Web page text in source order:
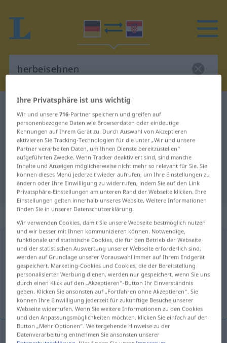
Deutsch-Kroatisch Wörterbuch
Deutsch-Kroatisch Übersetzung für
"herbeisehnen"
"herbeisehnen" Kroatisch
Übersetzung
„herbeisehnen“
herbeisehnen <trennb;-ge->
Übersicht aller Übersetzungen
(Für mehr Details die Übersetzung anklicken/antippen)
priželjkivati
Ihre Privatsphäre ist uns wichtig
Wir und unsere716-Partner speichern und greifen auf
personenbezogene Daten wie Browserdaten oder eindeutige
Kennungen auf Ihrem Gerät zu. Durch Auswahl von Akzeptieren
aktivieren Sie Tracking-Technologien für die unter „Wir und unsere
Partner verarbeiten Daten, um Ihnen Dienste bereitzustellen“
aufgeführten Zwecke. Wenn Tracker deaktiviert sind, sind manche
Inhalte und Anzeigen möglicherweise nicht mehr so relevant für Sie. Sie
können dieses Menü jederzeit wieder aufrufen, um Ihre Einstellungen zu
ändern oder Ihre Einwilligung zu widerrufen, indem Sie auf den Link
Privatsphäre-Einstellungen am unteren Rand der Webseite klicken. Ihre
Einstellungen gelten innerhalb unseres Website. Weitere Informationen
finden Sie in unserer Datenschutzerklärung.
Wir verwenden Cookies, damit Sie unsere Webseite bestmöglich nutzen
und wir besser mit Ihnen kommunizieren können. Notwendige,
funktionale und statistische Cookies, die für den Betrieb der Webseite
und der statistischen Auswertung unserer Webseite erforderlich sind,
werden auf Grundlage unserer Vorauswahl immer auf Ihrem Endgerät
gespeichert. Marketing-Cookies und Cookies, die der Bereitstellung
personalisierter Werbung dienen, werden nur gespeichert, wenn Sie uns
durch einen Klick auf den „Akzeptieren“-Button Ihr Einverständnis
geben. Klicken Sie ansonsten auf „Fortfahren ohne Akzeptieren“. Sie
können Ihre Einwilligung jederzeit für zukünftige Besuche unserer
Webseite widerrufen. Wenn Sie weitere Informationen zu den Cookies
und den Anpassungsmöglichkeiten möchten, klicken Sie einfach auf den
Button „Mehr Optionen“. Weitergehende Hinweise zu der
Datenverarbeitung entnehmen Sie ansonsten unserer